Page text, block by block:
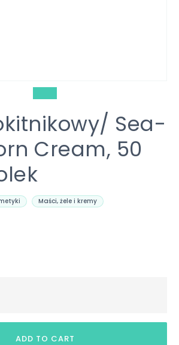
Sea-
Cream, 50
Maści, żele i kremy